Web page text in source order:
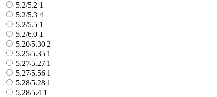
5.2/5.2 1
5.2/5.3 4
5.2/5.5 1
5.2/6.0 1
5.20/5.30 2
5.25/5.35 1
5.27/5.27 1
5.27/5.56 1
5.28/5.28 1
5.28/5.4 1